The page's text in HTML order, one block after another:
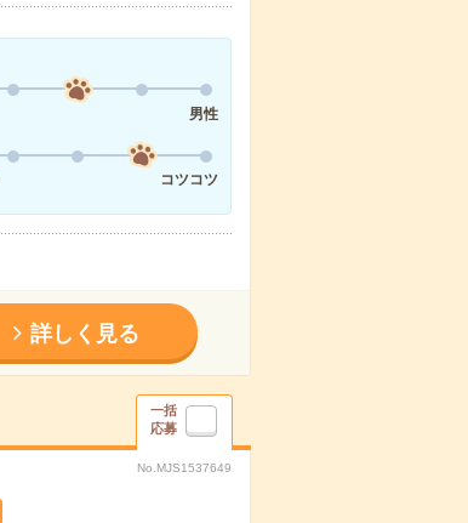
男性
コツコツ
詳しく見る
一括
応募
No.MJS1537649